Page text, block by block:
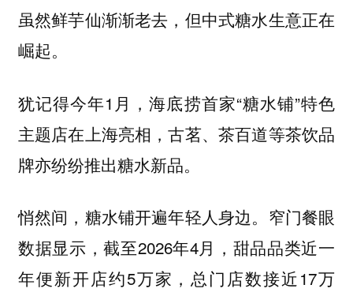
虽然鲜芋仙渐渐老去，但中式糖水生意正在
崛起。
犹记得今年1月，海底捞首家“糖水铺”特色
主题店在上海亮相，古茗、茶百道等茶饮品
牌亦纷纷推出糖水新品。
悄然间，糖水铺开遍年轻人身边。窄门餐眼
数据显示，截至2026年4月，甜品品类近一
年便新开店约5万家，总门店数接近17万